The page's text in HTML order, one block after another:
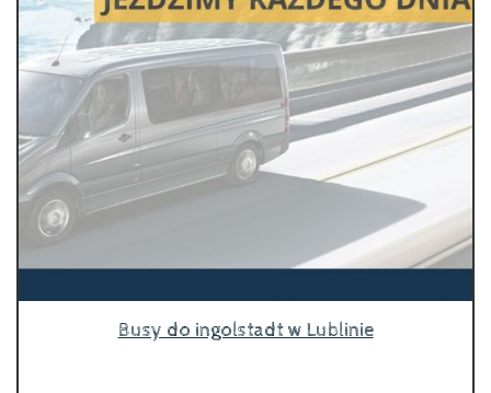
Busy do ingolstadt w Lublinie